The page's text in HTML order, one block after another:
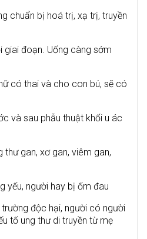
chuẩn bị hoá trị, xạ trị, truyền
giai đoạn. Uống càng sớm
có thai và cho con bú, sẽ có
và sau phẫu thuật khối u ác
thư gan, xơ gan, viêm gan,
yếu, người hay bị ốm đau
độc hại, người có người
tố ung thư di truyền từ mẹ